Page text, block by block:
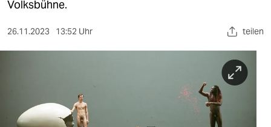
kultur
sport
nord
Volksbühne.
26.11.2023 13:52 Uhr teilen